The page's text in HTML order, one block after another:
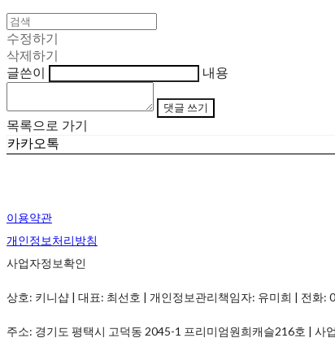
수정하기
삭제하기
글쓴이
내용
댓글 쓰기
목록으로 가기
카카오톡
이용약관
개인정보처리방침
사업자정보확인
상호: 키니샵 | 대표: 최선호 | 개인정보관리책임자: 유미희 | 전화:
주소: 경기도 평택시 고덕동 2045-1 프리미엄원희캐슬216호 | 사